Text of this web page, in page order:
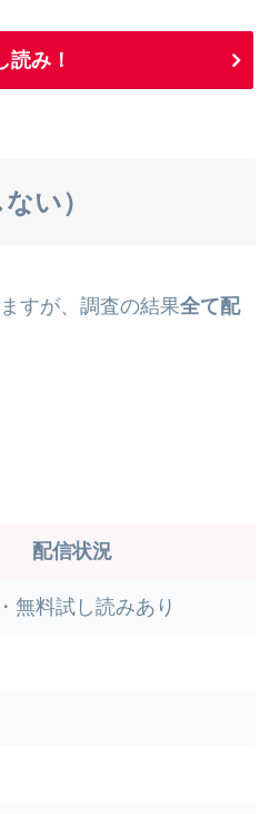
読み！
い）
すが、調査の結果全て配
配信状況
無料試し読みあり